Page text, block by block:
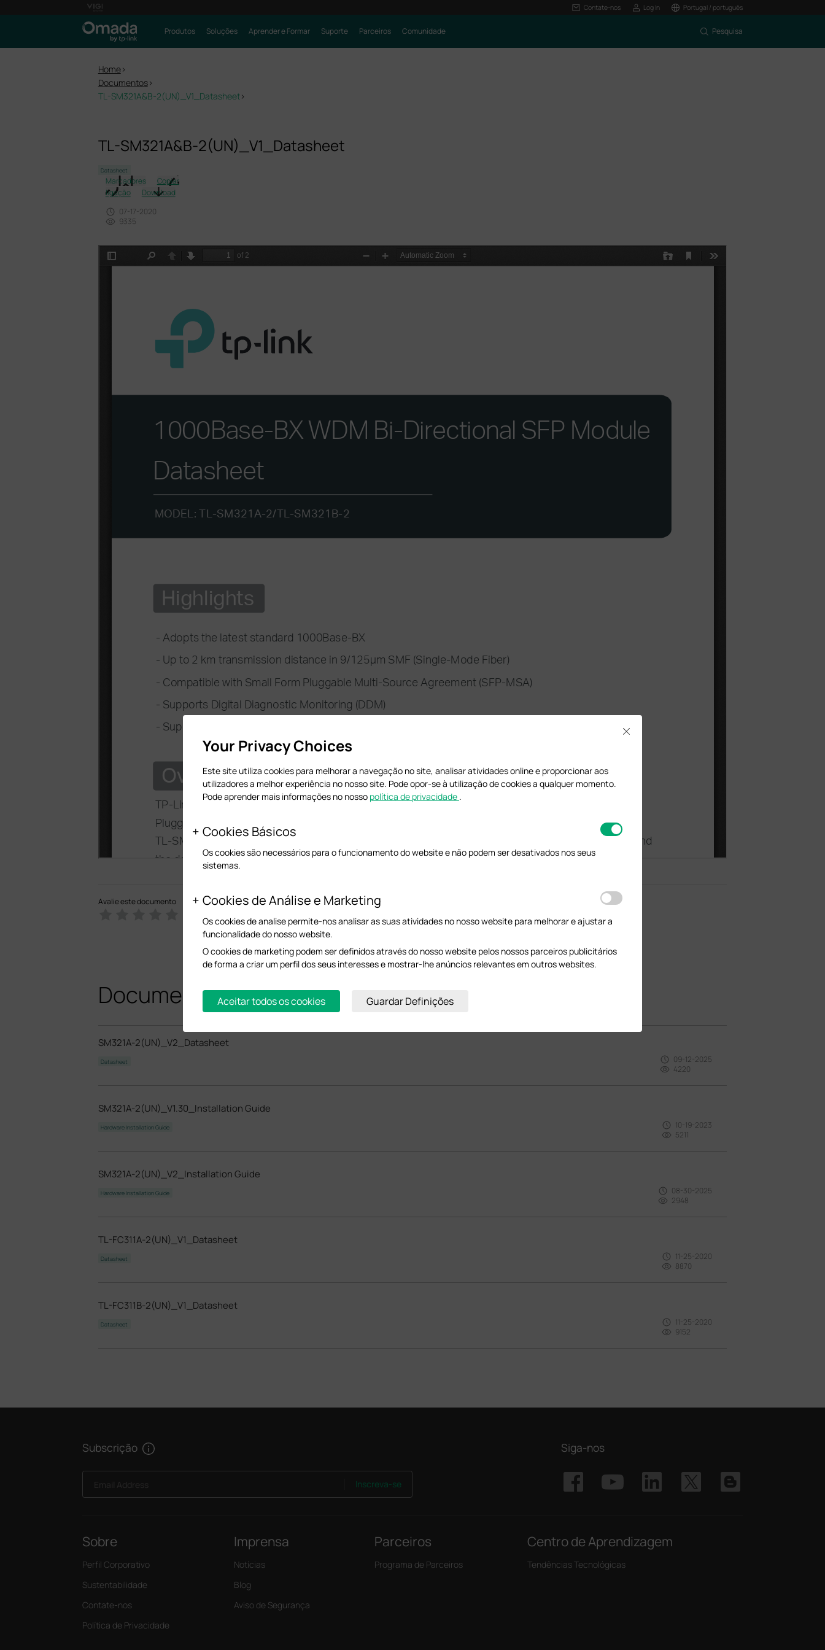
Contate-nos Log In Portugal / português
Produtos Soluções Aprender e Formar Suporte Parceiros Comunidade Pesquisa
Home>
Documentos>
TL-SM321A&B-2(UN)_V1_Datasheet>
TL-SM321A&B-2(UN)_V1_Datasheet
Datasheet
Marcadores
Copiar
ligação
Download
07-17-2020
9335
Avalie este documento
Documentos Relacionados
SM321A-2(UN)_V2_Datasheet
Datasheet
09-12-2025
4220
SM321A-2(UN)_V1.30_Installation Guide
Hardware Installation Guide
10-19-2023
5211
SM321A-2(UN)_V2_Installation Guide
Hardware Installation Guide
08-30-2025
2948
TL-FC311A-2(UN)_V1_Datasheet
Datasheet
11-25-2020
8870
TL-FC311B-2(UN)_V1_Datasheet
Datasheet
11-25-2020
9152
Subscrição
Inscreva-se
Siga-nos
Sobre
Perfil Corporativo
Sustentabilidade
Contate-nos
Política de Privacidade
Imprensa
Notícias
Blog
Aviso de Segurança
Parceiros
Programa de Parceiros
Centro de Aprendizagem
Tendências Tecnológicas
Your Privacy Choices
Este site utiliza cookies para melhorar a navegação no site, analisar atividades online e proporcionar aos
utilizadores a melhor experiência no nosso site. Pode opor-se à utilização de cookies a qualquer momento.
Pode aprender mais informações no nosso política de privacidade .
Cookies Básicos
Os cookies são necessários para o funcionamento do website e não podem ser desativados nos seus
sistemas.
Cookies de Análise e Marketing
Os cookies de analise permite-nos analisar as suas atividades no nosso website para melhorar e ajustar a
funcionalidade do nosso website.
O cookies de marketing podem ser definidos através do nosso website pelos nossos parceiros publicitários
de forma a criar um perfil dos seus interesses e mostrar-lhe anúncios relevantes em outros websites.
Aceitar todos os cookies Guardar Definições
Close